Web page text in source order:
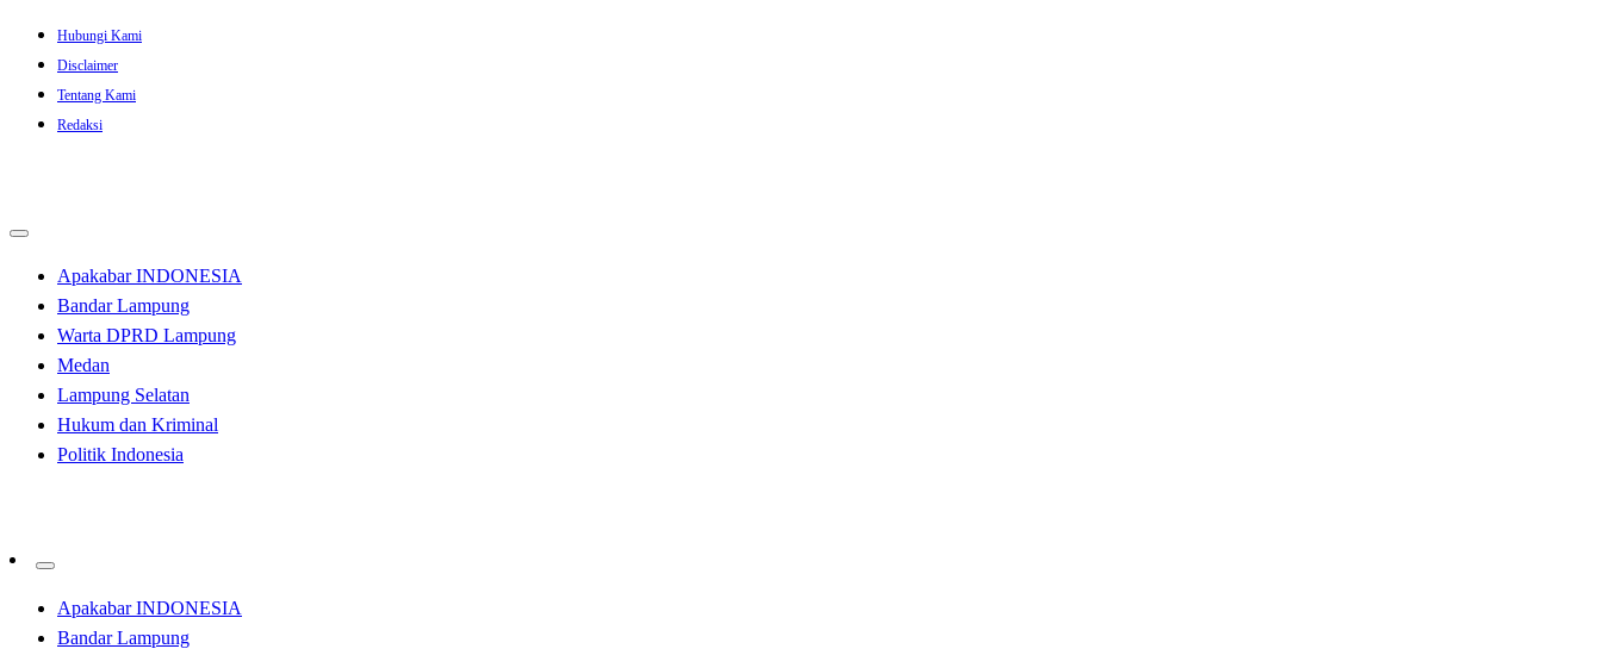
Skip
content
Hubungi Kami
Disclaimer
Tentang Kami
Redaksi
Apakabar INDONESIA
Bandar Lampung
Warta DPRD Lampung
Medan
Lampung Selatan
Hukum dan Kriminal
Politik Indonesia
Apakabar INDONESIA
Bandar Lampung